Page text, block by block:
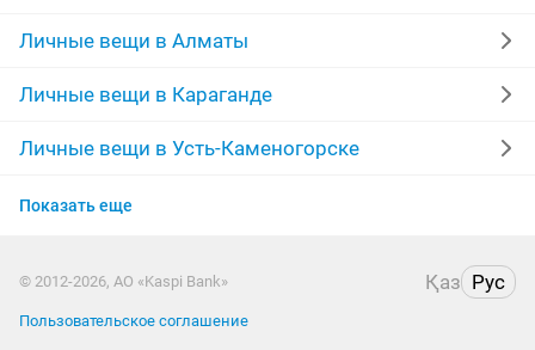
золотые цепочки свадебное платье
серьги золотые сумка
Личные вещи в Алматы
Личные вещи в Караганде
Личные вещи в Усть-Каменогорске
Личные вещи в Актобе
Личные вещи в Уральске
Показать еще
© 2012-2026, АО «Kaspi Bank» Қаз Рус
Пользовательское соглашение